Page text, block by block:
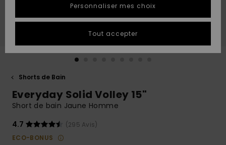
tailles
conversation
plus rapide
à votre
Démarrer
Shorts de Bain
Everyday Solid Volley 15"
Short de bain Jaune Homme
4.7
(295 Avis)
ECO-BONUS
Personnaliser mes choix
Tout accepter